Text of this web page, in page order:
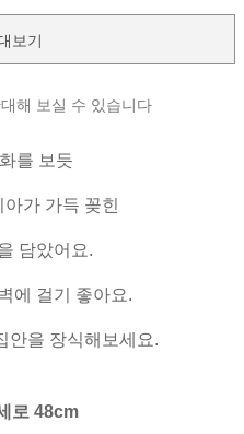
보기
해 보실 수 있습니다
를 보듯
가 가득 꽂힌
담았어요.
에 걸기 좋아요.
안을 장식해보세요.
로 48cm